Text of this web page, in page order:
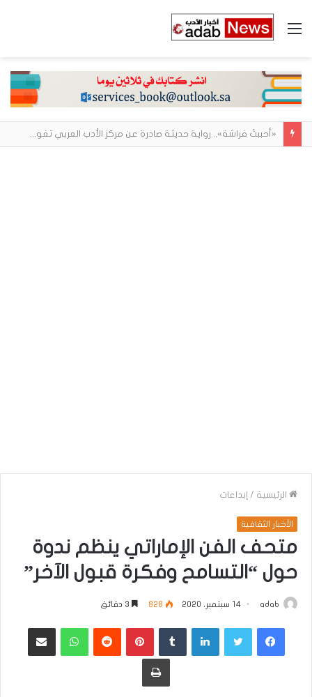
القائمة
«أحببتُ فراشة».. رواية حديثة صادرة عن مركز الأدب العربي تغوص في هشاشة الحب وصراعات الذات
الرئيسية / إبداعات
الأخبار الثقافية
متحف الفن الإماراتي ينظم ندوة
حول “التسامح وفكرة قبول الآخر”
adab 14 سبتمبر، 2020 828
فيسبوكتويتر لينكدإن ‏Tumblr بينتيريست
‏Reddit واتساب مشاركة عبر البريد
طباعة